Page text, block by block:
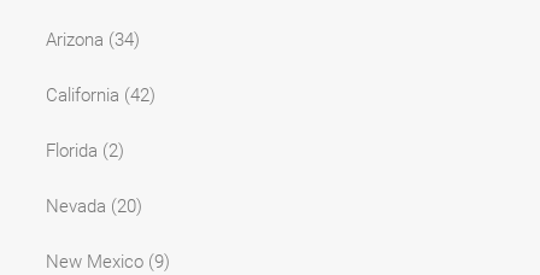
Arizona (34)
California (42)
Florida (2)
Nevada (20)
New Mexico (9)